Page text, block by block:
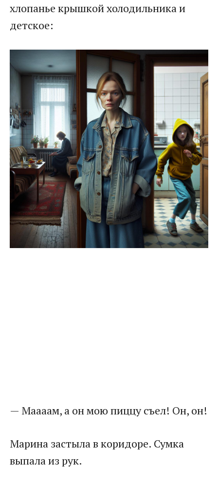
хлопанье крышкой холодильника и
детское:
— Маааам, а он мою пиццу съел! Он, он!
Марина застыла в коридоре. Сумка
выпала из рук.